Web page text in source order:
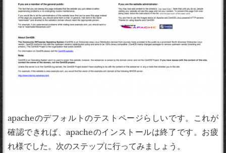
apacheのデフォルトのテストページらしいです。これが
確認できれば、apacheのインストールは終了です。お疲
れ様でした。次のステップに行ってみましょう。